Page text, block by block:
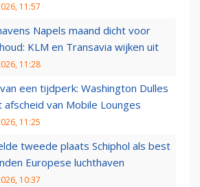
11:57
Napels maand dicht voor
KLM en Transavia wijken uit
11:28
een tijdperk: Washington Dulles
afscheid van Mobile Lounges
11:25
tweede plaats Schiphol als best
Europese luchthaven
10:37